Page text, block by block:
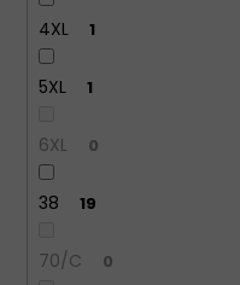
4XL 1
5XL 1
6XL 0
38 19
70/C 0